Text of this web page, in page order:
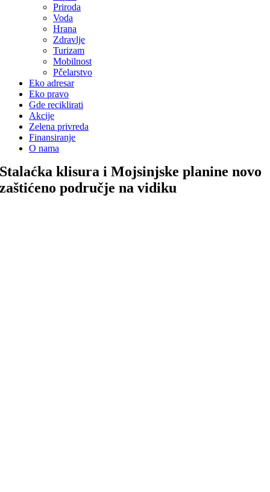
Priroda
Voda
Hrana
Zdravlje
Turizam
Mobilnost
Pčelarstvo
Eko adresar
Eko pravo
Gde reciklirati
Akcije
Zelena privreda
Finansiranje
O nama
Stalaćka klisura i Mojsinjske planine novo
zaštićeno područje na vidiku